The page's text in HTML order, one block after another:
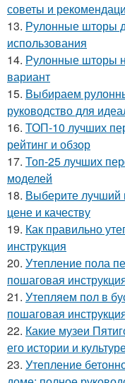
советы и
13. Рулонные шторы
использования
14. Рулонные шторы
вариант
15. Выбираем
руководство для
16. ТОП-10 лучших
рейтинг и обзор
17. Топ-25 лучших
моделей
18. Выберите лучший
цене и качеству
19. Как правильно
инструкция
20. Утепление пола
пошаговая
21. Утепляем пол в
пошаговая
22. Какие музеи
его истории и
23. Утепление